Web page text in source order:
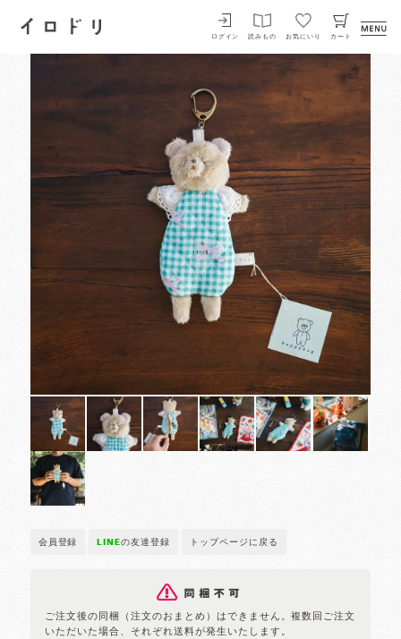
イロドリ
ログイン 読みもの お気にいり カート
会員登録 LINEの友達登録 トップページに戻る
ご注文後の同梱（注文のおまとめ）はできません。複数回ご注文
いただいた場合、それぞれ送料が発生いたします。